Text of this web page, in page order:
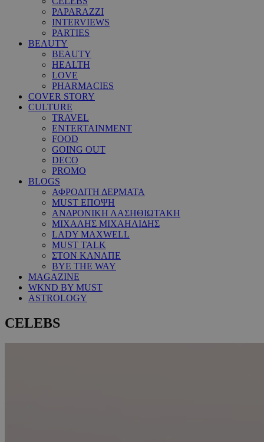
PAPARAZZI
INTERVIEWS
PARTIES
BEAUTY
BEAUTY
HEALTH
LOVE
PHARMACIES
COVER STORY
CULTURE
TRAVEL
ENTERTAINMENT
FOOD
GOING OUT
DECO
PROMO
BLOGS
ΑΦΡΟΔΙΤΗ ΔΕΡΜΑΤΑ
MUST ΕΠΟΨΗ
ΑΝΔΡΟΝΙΚΗ ΛΑΣΗΘΙΩΤΑΚΗ
ΜΙΧΑΛΗΣ ΜΙΧΑΗΛΙΔΗΣ
LADY MAXWELL
MUST TALK
ΣΤΟΝ ΚΑΝΑΠΕ
BYE THE WAY
MAGAZINE
WKND BY MUST
ASTROLOGY
CELEBS